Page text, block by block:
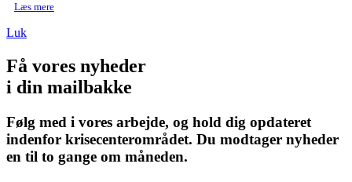
Læs mere
Luk
Få vores nyheder
i din mailbakke
Følg med i vores arbejde, og hold dig opdateret
indenfor krisecenterområdet. Du modtager nyheder
en til to gange om måneden.